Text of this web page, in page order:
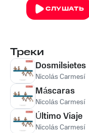
СЛУШАТЬ
Треки
Dosmilsietes
Nicolás Carmesí
Máscaras
Nicolás Carmesí
Último Viaje
Nicolás Carmesí